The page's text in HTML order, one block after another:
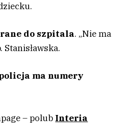
do szpitala. „Nie ma
ma numery
– polub Interia